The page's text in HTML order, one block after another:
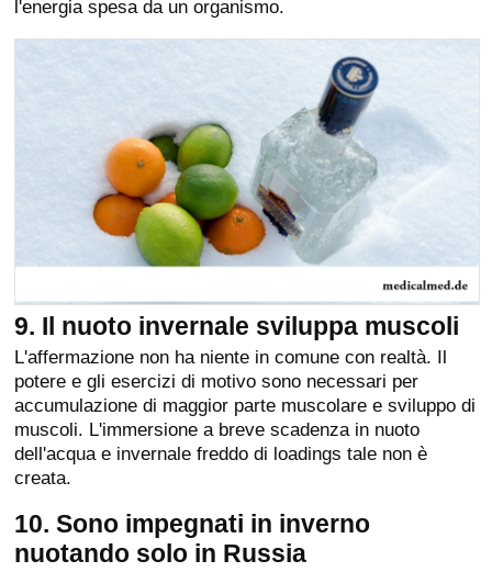
l'energia spesa da un organismo.
9. Il nuoto invernale sviluppa muscoli
L'affermazione non ha niente in comune con realtà. Il
potere e gli esercizi di motivo sono necessari per
accumulazione di maggior parte muscolare e sviluppo di
muscoli. L'immersione a breve scadenza in nuoto
dell'acqua e invernale freddo di loadings tale non è
creata.
10. Sono impegnati in inverno
nuotando solo in Russia